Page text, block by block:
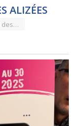
ALIZÉES
des…